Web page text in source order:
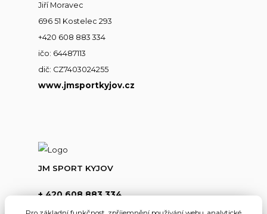
Jiří Moravec
696 51 Kostelec 293
+420 608 883 334
ičo: 64487113
dič: CZ7403024255
www.jmsportkyjov.cz
JM SPORT KYJOV
+ 420 608 883 334